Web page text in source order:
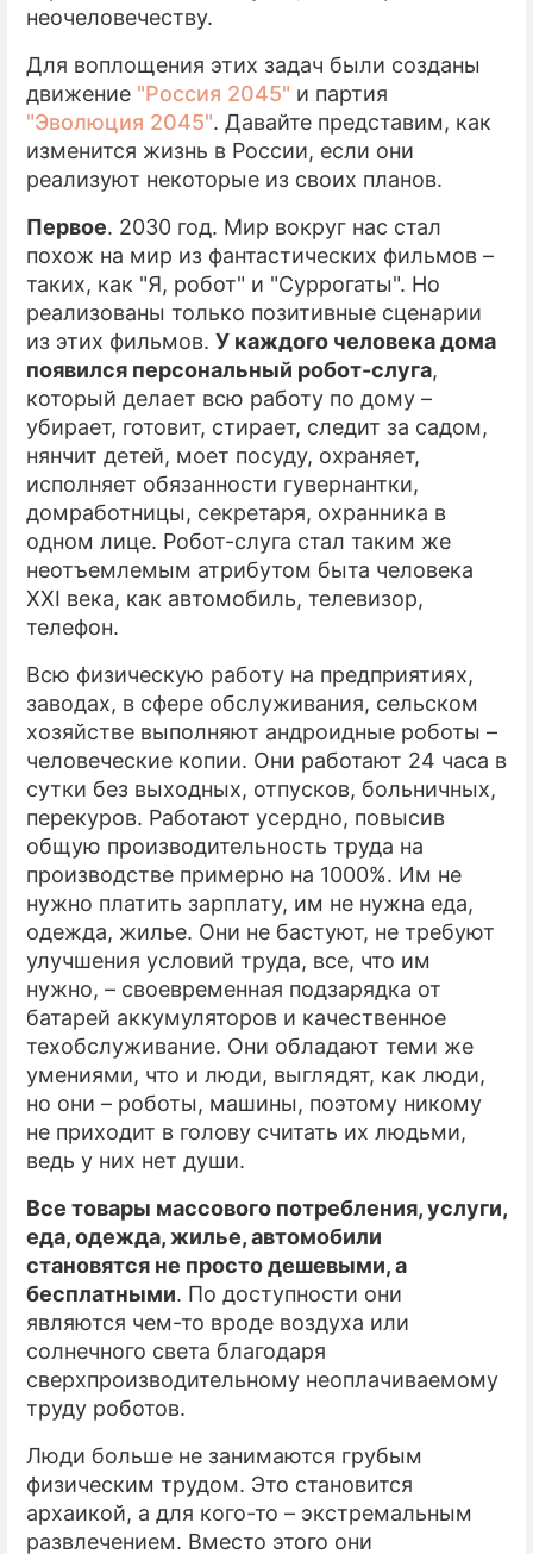
неочеловечеству.
Для воплощения этих задач были созданы
движение "Россия 2045" и партия
"Эволюция 2045". Давайте представим, как
изменится жизнь в России, если они
реализуют некоторые из своих планов.
Первое. 2030 год. Мир вокруг нас стал
похож на мир из фантастических фильмов –
таких, как "Я, робот" и "Суррогаты". Но
реализованы только позитивные сценарии
из этих фильмов. У каждого человека дома
появился персональный робот-слуга,
который делает всю работу по дому –
убирает, готовит, стирает, следит за садом,
нянчит детей, моет посуду, охраняет,
исполняет обязанности гувернантки,
домработницы, секретаря, охранника в
одном лице. Робот-слуга стал таким же
неотъемлемым атрибутом быта человека
XXI века, как автомобиль, телевизор,
телефон.
Всю физическую работу на предприятиях,
заводах, в сфере обслуживания, сельском
хозяйстве выполняют андроидные роботы –
человеческие копии. Они работают 24 часа в
сутки без выходных, отпусков, больничных,
перекуров. Работают усердно, повысив
общую производительность труда на
производстве примерно на 1000%. Им не
нужно платить зарплату, им не нужна еда,
одежда, жилье. Они не бастуют, не требуют
улучшения условий труда, все, что им
нужно, – своевременная подзарядка от
батарей аккумуляторов и качественное
техобслуживание. Они обладают теми же
умениями, что и люди, выглядят, как люди,
но они – роботы, машины, поэтому никому
не приходит в голову считать их людьми,
ведь у них нет души.
Все товары массового потребления, услуги,
еда, одежда, жилье, автомобили
становятся не просто дешевыми, а
бесплатными. По доступности они
являются чем-то вроде воздуха или
солнечного света благодаря
сверхпроизводительному неоплачиваемому
труду роботов.
Люди больше не занимаются грубым
физическим трудом. Это становится
архаикой, а для кого-то – экстремальным
развлечением. Вместо этого они